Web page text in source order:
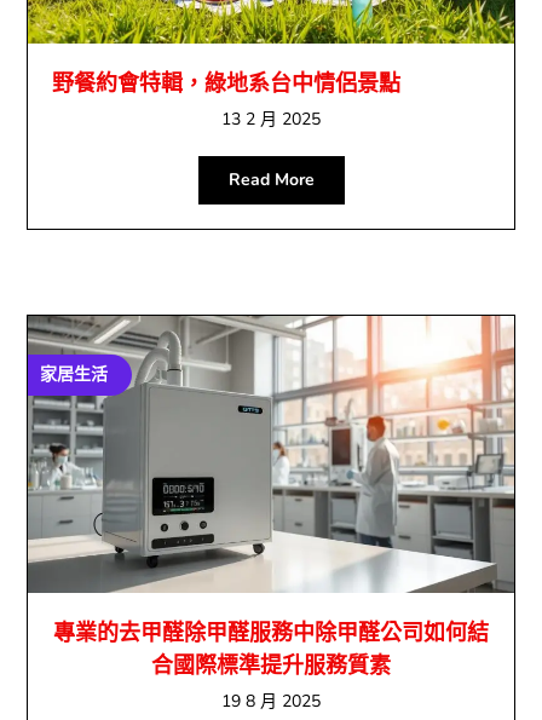
野餐約會特輯，綠地系台中情侶景點
13 2 月 2025
Read More
家居生活
專業的去甲醛除甲醛服務中除甲醛公司如何結
合國際標準提升服務質素
19 8 月 2025